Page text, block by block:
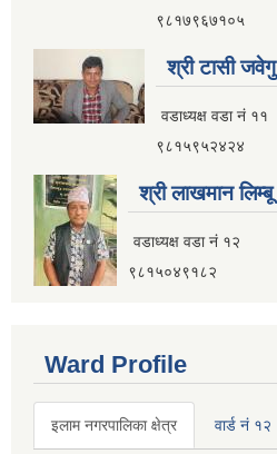
९८१७९६७१०५
श्री टासी जवेगु
वडाध्यक्ष वडा नं ११
९८१५९५२४२४
श्री लाखमान लिम्बू
वडाध्यक्ष वडा नं १२
९८१५०४९१८२
Ward Profile
इलाम नगरपालिका क्षेत्र वार्ड नं १२